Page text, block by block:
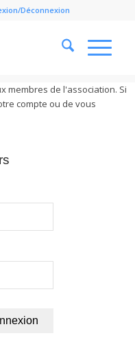
Déconnexion
membres de l'association. Si
compte ou de vous